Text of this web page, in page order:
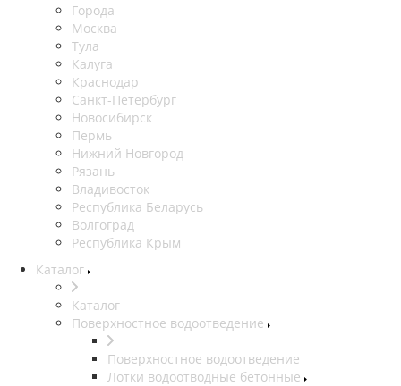
Города
Москва
Тула
Калуга
Краснодар
Санкт-Петербург
Новосибирск
Пермь
Нижний Новгород
Рязань
Владивосток
Республика Беларусь
Волгоград
Республика Крым
Каталог
Каталог
Поверхностное водоотведение
Поверхностное водоотведение
Лотки водоотводные бетонные